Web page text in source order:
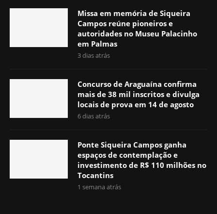
Missa em memória de Siqueira
Campos reúne pioneiros e
autoridades no Museu Palacinho
em Palmas
3 dias atrás
Concurso de Araguaína confirma
mais de 38 mil inscritos e divulga
locais de prova em 14 de agosto
6 dias atrás
Ponte Siqueira Campos ganha
espaços de contemplação e
investimento de R$ 110 milhões no
Tocantins
1 semana atrás